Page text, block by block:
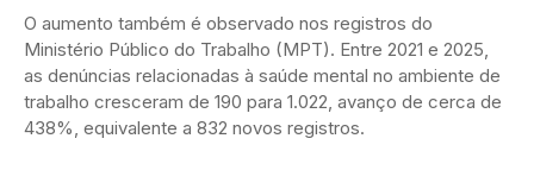
O aumento também é observado nos registros do
Ministério Público do Trabalho (MPT). Entre 2021 e 2025,
as denúncias relacionadas à saúde mental no ambiente de
trabalho cresceram de 190 para 1.022, avanço de cerca de
438%, equivalente a 832 novos registros.